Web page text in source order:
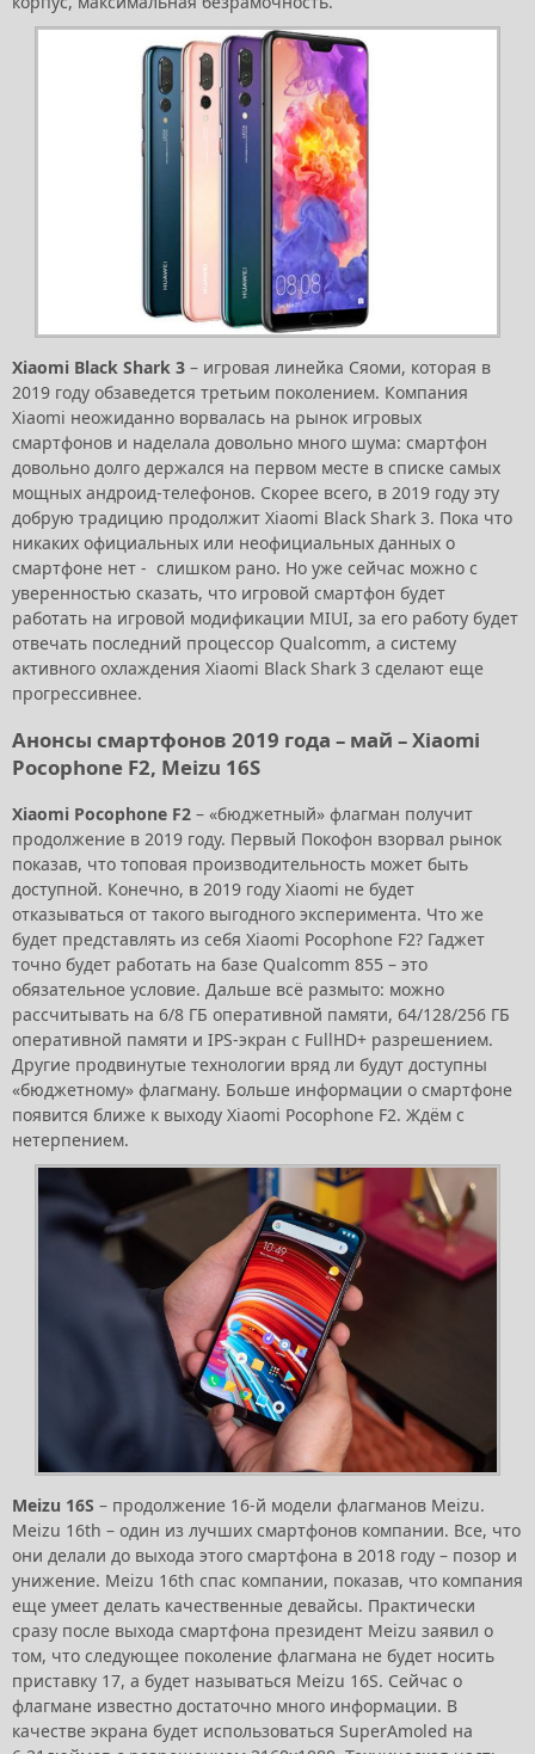
Xiaomi Black Shark 3 – игровая линейка Сяоми, которая в
2019 году обзаведется третьим поколением. Компания
Xiaomi неожиданно ворвалась на рынок игровых
смартфонов и наделала довольно много шума: смартфон
довольно долго держался на первом месте в списке самых
мощных андроид-телефонов. Скорее всего, в 2019 году эту
добрую традицию продолжит Xiaomi Black Shark 3. Пока что
никаких официальных или неофициальных данных о
смартфоне нет - слишком рано. Но уже сейчас можно с
уверенностью сказать, что игровой смартфон будет
работать на игровой модификации MIUI, за его работу будет
отвечать последний процессор Qualcomm, а систему
активного охлаждения Xiaomi Black Shark 3 сделают еще
прогрессивнее.
Анонсы смартфонов 2019 года – май – Xiaomi
Pocophone F2, Meizu 16S
Xiaomi Pocophone F2 – «бюджетный» флагман получит
продолжение в 2019 году. Первый Покофон взорвал рынок
показав, что топовая производительность может быть
доступной. Конечно, в 2019 году Xiaomi не будет
отказываться от такого выгодного эксперимента. Что же
будет представлять из себя Xiaomi Pocophone F2? Гаджет
точно будет работать на базе Qualcomm 855 – это
обязательное условие. Дальше всё размыто: можно
рассчитывать на 6/8 ГБ оперативной памяти, 64/128/256 ГБ
оперативной памяти и IPS-экран с FullHD+ разрешением.
Другие продвинутые технологии вряд ли будут доступны
«бюджетному» флагману. Больше информации о смартфоне
появится ближе к выходу Xiaomi Pocophone F2. Ждём с
нетерпением.
Meizu 16S – продолжение 16-й модели флагманов Meizu.
Meizu 16th – один из лучших смартфонов компании. Все, что
они делали до выхода этого смартфона в 2018 году – позор и
унижение. Meizu 16th спас компании, показав, что компания
еще умеет делать качественные девайсы. Практически
сразу после выхода смартфона президент Meizu заявил о
том, что следующее поколение флагмана не будет носить
приставку 17, а будет называться Meizu 16S. Сейчас о
флагмане известно достаточно много информации. В
качестве экрана будет использоваться SuperAmoled на